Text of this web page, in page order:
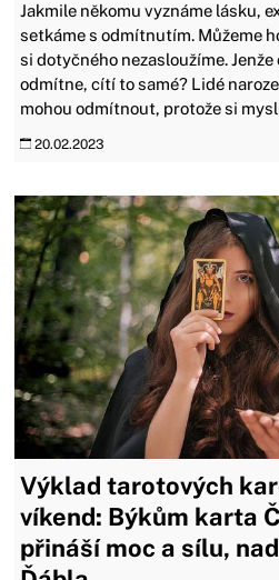
Jakmile někomu vyznáme lásku,
setkáme s odmítnutím. Můžeme
si dotyčného nezasloužíme.
odmítne, cítí to samé? Lidé
mohou odmítnout, protože si
20.02.2023
Výklad tarotových
víkend: Býkům karta
přináší moc a sílu,